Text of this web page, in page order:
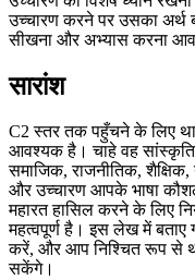
उच्चारण करने पर उसका अर्थ
सीखना और अभ्यास करना
सारांश
C2 स्तर तक पहुँचने के लिए थाई
आवश्यक है। चाहे वह
समाजिक, राजनीतिक, शैक्षिक,
और उच्चारण आपके भाषा
महारत हासिल करने के लिए
महत्वपूर्ण है। इस लेख में बताए
करें, और आप निश्चित रूप से
सकेंगे।